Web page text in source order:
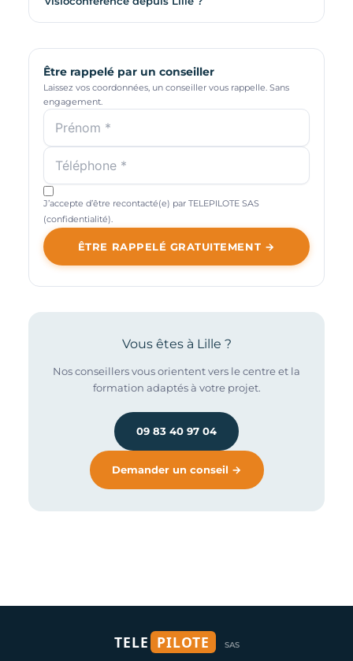
Être rappelé par un conseiller
Laissez vos coordonnées, un conseiller vous rappelle. Sans
engagement.
J’accepte d’être recontacté(e) par TELEPILOTE SAS
(confidentialité).
ÊTRE RAPPELÉ GRATUITEMENT →
Vous êtes à Lille ?
Nos conseillers vous orientent vers le centre et la
formation adaptés à votre projet.
09 83 40 97 04
Demander un conseil →
TELE PILOTE SAS